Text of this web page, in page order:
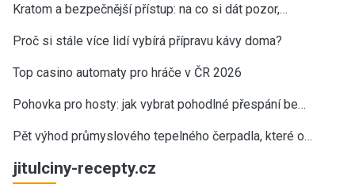
Kratom a bezpečnější přístup: na co si dát pozor,…
Proč si stále více lidí vybírá přípravu kávy doma?
Top casino automaty pro hráče v ČR 2026
Pohovka pro hosty: jak vybrat pohodlné přespání be…
Pět výhod průmyslového tepelného čerpadla, které o…
jitulciny-recepty.cz